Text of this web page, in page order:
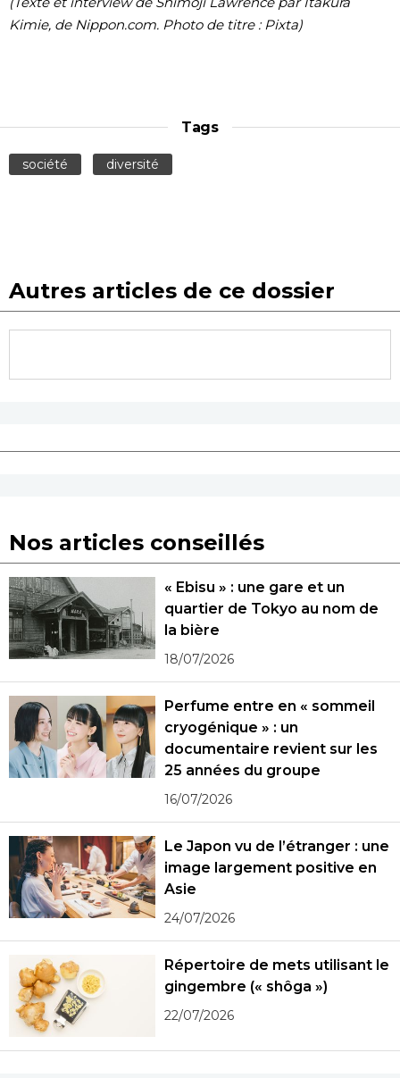
Kimie, de Nippon.com. Photo de titre : Pixta)
Tags
société diversité
Autres articles de ce dossier
Nos articles conseillés
« Ebisu » : une gare et un
quartier de Tokyo au nom de
la bière
18/07/2026
Perfume entre en « sommeil
cryogénique » : un
documentaire revient sur les
25 années du groupe
16/07/2026
Le Japon vu de l’étranger : une
image largement positive en
Asie
24/07/2026
Répertoire de mets utilisant le
gingembre (« shôga »)
22/07/2026